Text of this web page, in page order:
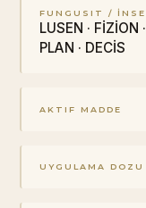
FUNGUSIT /
LUSEN · FİZİON
PLAN · DECİS
AKTIF MADDE
UYGULAMA DOZU